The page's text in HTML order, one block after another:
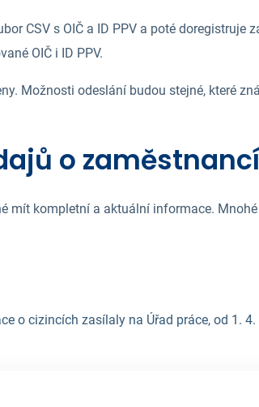
CSV s OIČ a ID PPV a poté doregistruje
OIČ i ID PPV.
Možnosti odeslání budou stejné, které
o
mít kompletní a aktuální informace.
o cizincích zasílaly na Úřad práce, od 1.